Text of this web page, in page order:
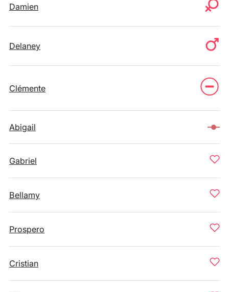
Damien
Delaney
Clémente
Abigail
Gabriel
Bellamy
Prospero
Cristian